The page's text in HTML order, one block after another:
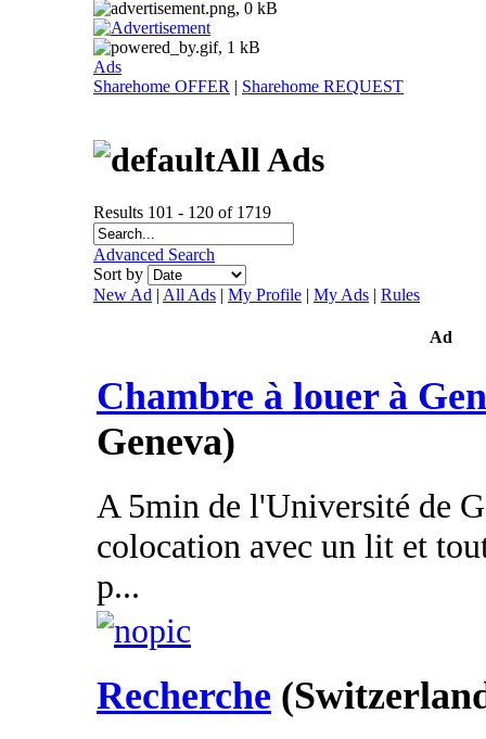
Ads
Sharehome OFFER | Sharehome REQUEST
All Ads
Results 101 - 120 of 1719
Advanced Search
Sort by
New Ad | All Ads | My Profile | My Ads | Rules
Ad
Chambre à louer à
Geneva)
A 5min de l'Université de
colocation avec un lit et
p...
Recherche